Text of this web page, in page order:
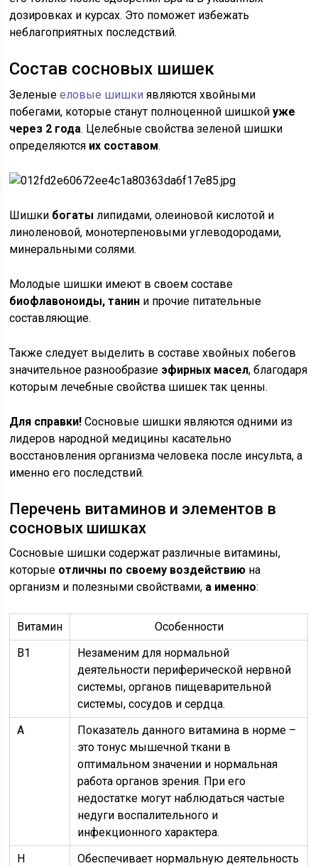
дозировках и курсах. Это поможет избежать
неблагоприятных последствий.
Состав сосновых шишек
Зеленыееловые шишки являются хвойными
побегами, которые станут полноценной шишкойуже
через 2 года. Целебные свойства зеленой шишки
определяются их составом.
Шишки богаты липидами, олеиновой кислотой и
линоленовой, монотерпеновыми углеводородами,
минеральными солями.
Молодые шишки имеют в своем составе
биофлавоноиды, танин и прочие питательные
составляющие.
Также следует выделить в составе хвойных побегов
значительное разнообразие эфирных масел, благодаря
которым лечебные свойства шишек так ценны.
Для справки!Сосновые шишки являются одними из
лидеров народной медицины касательно
восстановления организма человека после инсульта, а
именно его последствий.
Перечень витаминов и элементов в
сосновых шишках
Сосновые шишки содержат различные витамины,
которые отличны по своему воздействию на
организм и полезными свойствами, а именно:
Витамин
Особенности
В1
Незаменим для нормальной
деятельности периферической нервной
системы, органов пищеварительной
системы, сосудов и сердца.
А
Показатель данного витамина в норме –
это тонус мышечной ткани в
оптимальном значении и нормальная
работа органов зрения. При его
недостатке могут наблюдаться частые
недуги воспалительного и
инфекционного характера.
Н
Обеспечивает нормальную деятельность